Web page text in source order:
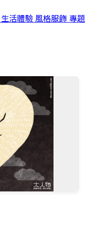
生活體驗 風格服飾 專題